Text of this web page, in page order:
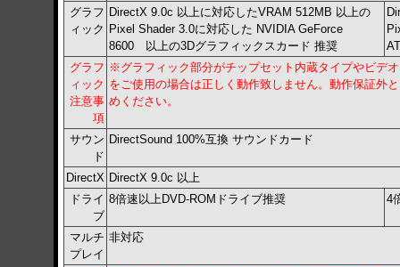
グラフ
ィック
DirectX 9.0c 以上に対応したVRAM 512MB 以上の
Pixel Shader 3.0に対応した NVIDIA GeForce
8600 以上の3Dグラフィックスカード 推奨
グラフ
ィック
注意事
項
※グラフィック部分がチップセット内蔵タイプやビデ
をご使用の場合は正しく動作致しません。動作保証外
めください。
サウン
ド
DirectSound 100%互換 サウンドカード
DirectX DirectX 9.0c 以上
ドライ
ブ
8倍速以上DVD-ROMドライブ推奨 4
マルチ
プレイ
非対応